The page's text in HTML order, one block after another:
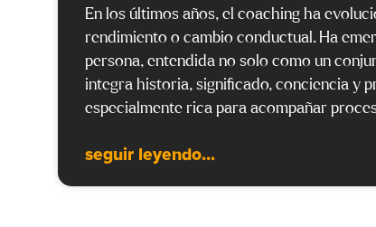
En los últimos años, el coaching ha
rendimiento o cambio conductual. Ha
persona, entendida no solo como un
integra historia, significado, conciencia y
especialmente rica para acompañar
seguir leyendo...